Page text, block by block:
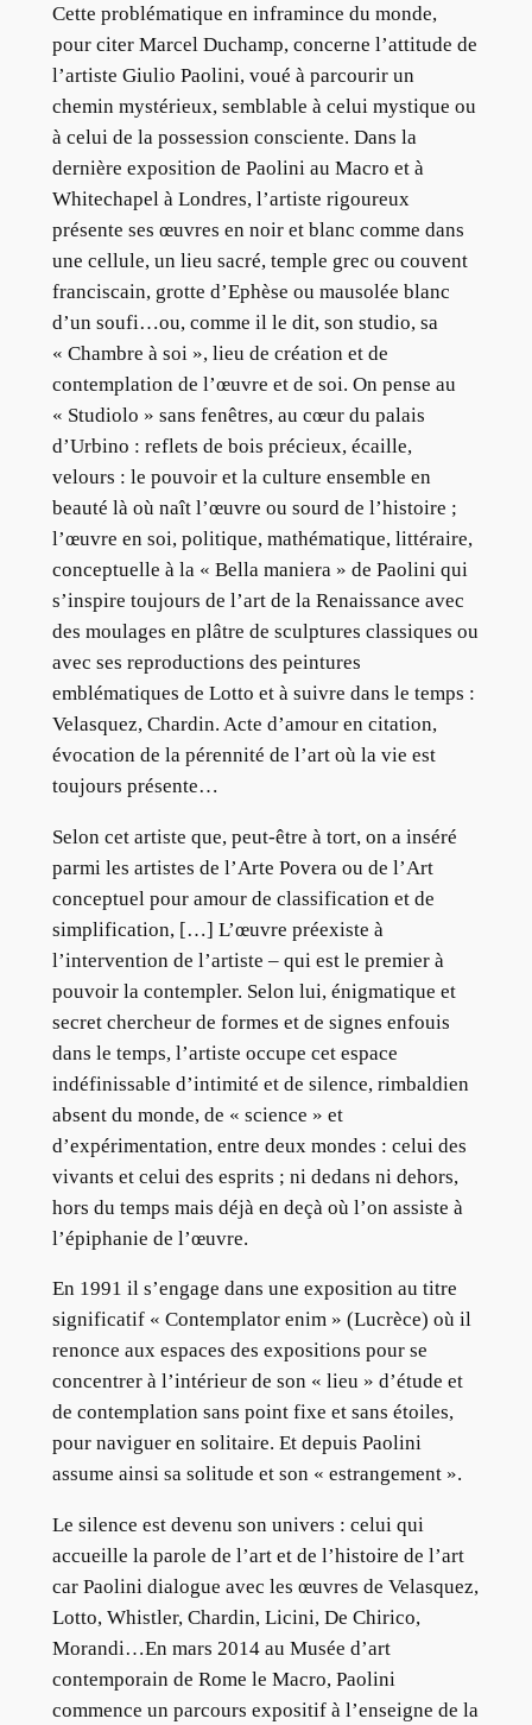
Cette problématique en inframince du monde,
pour citer Marcel Duchamp, concerne l’attitude de
l’artiste Giulio Paolini, voué à parcourir un
chemin mystérieux, semblable à celui mystique ou
à celui de la possession consciente. Dans la
dernière exposition de Paolini au Macro et à
Whitechapel à Londres, l’artiste rigoureux
présente ses œuvres en noir et blanc comme dans
une cellule, un lieu sacré, temple grec ou couvent
franciscain, grotte d’Ephèse ou mausolée blanc
d’un soufi…ou, comme il le dit, son studio, sa
« Chambre à soi », lieu de création et de
contemplation de l’œuvre et de soi. On pense au
« Studiolo » sans fenêtres, au cœur du palais
d’Urbino : reflets de bois précieux, écaille,
velours : le pouvoir et la culture ensemble en
beauté là où naît l’œuvre ou sourd de l’histoire ;
l’œuvre en soi, politique, mathématique, littéraire,
conceptuelle à la « Bella maniera » de Paolini qui
s’inspire toujours de l’art de la Renaissance avec
des moulages en plâtre de sculptures classiques ou
avec ses reproductions des peintures
emblématiques de Lotto et à suivre dans le temps :
Velasquez, Chardin. Acte d’amour en citation,
évocation de la pérennité de l’art où la vie est
toujours présente…
Selon cet artiste que, peut-être à tort, on a inséré
parmi les artistes de l’Arte Povera ou de l’Art
conceptuel pour amour de classification et de
simplification, […] L’œuvre préexiste à
l’intervention de l’artiste – qui est le premier à
pouvoir la contempler. Selon lui, énigmatique et
secret chercheur de formes et de signes enfouis
dans le temps, l’artiste occupe cet espace
indéfinissable d’intimité et de silence, rimbaldien
absent du monde, de « science » et
d’expérimentation, entre deux mondes : celui des
vivants et celui des esprits ; ni dedans ni dehors,
hors du temps mais déjà en deçà où l’on assiste à
l’épiphanie de l’œuvre.
En 1991 il s’engage dans une exposition au titre
significatif « Contemplator enim » (Lucrèce) où il
renonce aux espaces des expositions pour se
concentrer à l’intérieur de son « lieu » d’étude et
de contemplation sans point fixe et sans étoiles,
pour naviguer en solitaire. Et depuis Paolini
assume ainsi sa solitude et son « estrangement ».
Le silence est devenu son univers : celui qui
accueille la parole de l’art et de l’histoire de l’art
car Paolini dialogue avec les œuvres de Velasquez,
Lotto, Whistler, Chardin, Licini, De Chirico,
Morandi…En mars 2014 au Musée d’art
contemporain de Rome le Macro, Paolini
commence un parcours expositif à l’enseigne de la